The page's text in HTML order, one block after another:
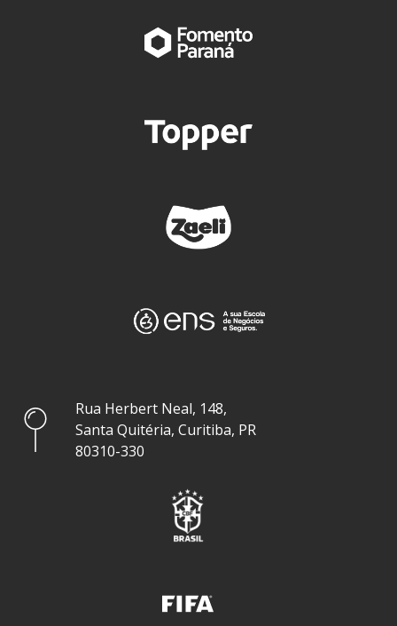
Rua Herbert Neal, 148,
Santa Quitéria, Curitiba, PR
80310-330